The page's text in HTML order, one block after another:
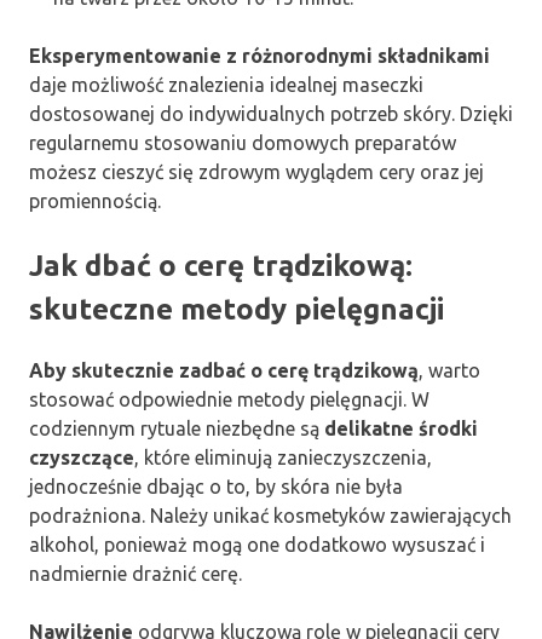
Eksperymentowanie z różnorodnymi składnikami
daje możliwość znalezienia idealnej maseczki
dostosowanej do indywidualnych potrzeb skóry. Dzięki
regularnemu stosowaniu domowych preparatów
możesz cieszyć się zdrowym wyglądem cery oraz jej
promiennością.
Jak dbać o cerę trądzikową:
skuteczne metody pielęgnacji
Aby skutecznie zadbać o cerę trądzikową, warto
stosować odpowiednie metody pielęgnacji. W
codziennym rytuale niezbędne są delikatne środki
czyszczące, które eliminują zanieczyszczenia,
jednocześnie dbając o to, by skóra nie była
podrażniona. Należy unikać kosmetyków zawierających
alkohol, ponieważ mogą one dodatkowo wysuszać i
nadmiernie drażnić cerę.
Nawilżenie odgrywa kluczową rolę w pielęgnacji cery